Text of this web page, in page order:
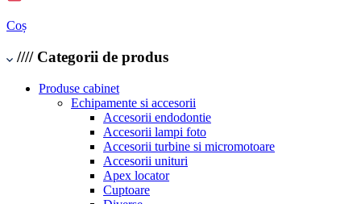
Coș
//// Categorii de produs
Produse cabinet
Echipamente si accesorii
Accesorii endodontie
Accesorii lampi foto
Accesorii turbine si micromotoare
Accesorii unituri
Apex locator
Cuptoare